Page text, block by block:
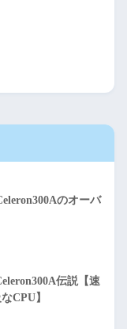
のオーバ
伝説【速
CPU】